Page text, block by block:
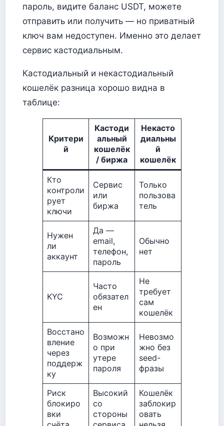
пароль, видите баланс USDT, можете
отправить или получить — но приватный
ключ вам недоступен. Именно это делает
сервис кастодиальным.
Кастодиальный и некастодиальный
кошелёк разница хорошо видна в
таблице:
Критери
й
Кастоди
альный
кошелёк
/ биржа
Некасто
диальны
й
кошелёк
Кто
контроли
рует
ключи
Сервис
или
биржа
Только
пользова
тель
Нужен
ли
аккаунт
Да —
email,
телефон,
пароль
Обычно
нет
KYC
Часто
обязател
ен
Не
требует
сам
кошелёк
Восстано
вление
через
поддерж
ку
Возможн
о при
утере
пароля
Невозмо
жно без
seed-
фразы
Риск
блокиро
вки
Высокий
со
стороны
Кошелёк
заблокир
овать